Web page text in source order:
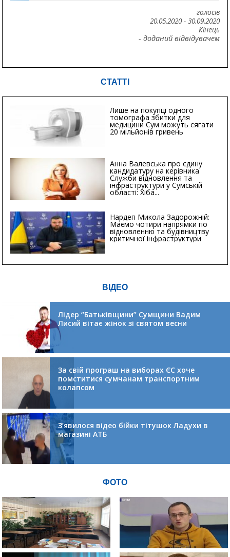
голосів
20.05.2020- 30.09.2020
Кінець
- доданий відвідувачем
СТАТТІ
Лише на покупці одного
томографа збитки для
медицини Сум можуть сягати
20 мільйонів гривень
Анна Валевська про єдину
кандидатуру на керівника
Служби відновлення та
інфраструктури у Сумській
області: Хіба...
Нардеп Микола Задорожній:
Маємо чотири напрямки по
відновленню та будівництву
критичної інфраструктури
ВІДЕО
Лідер “Батьківщини” Сумщини Вадим
Лисий вітає жінок зі святом весни
За свій програш на виборах ЄС хоче
помститися сумчанам транспортним
колапсом
З’явилося відео бійки тітушок Ладухи в
магазині АТБ
ФОТО